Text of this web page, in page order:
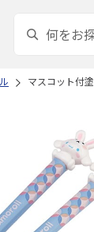
マスコット付